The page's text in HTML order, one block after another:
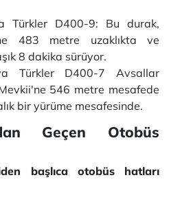
Türkler D400-9: Bu durak,
483 metre uzaklıkta ve
8 dakika sürüyor.
Türkler D400-7 Avsallar
546 metre mesafede
bir yürüme mesafesinde.
Geçen Otobüs
başlıca otobüs hatları